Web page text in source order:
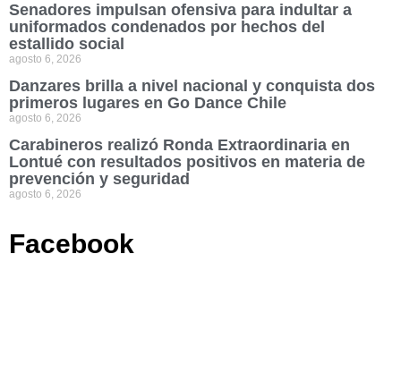
Senadores impulsan ofensiva para indultar a
uniformados condenados por hechos del
estallido social
agosto 6, 2026
Danzares brilla a nivel nacional y conquista dos
primeros lugares en Go Dance Chile
agosto 6, 2026
Carabineros realizó Ronda Extraordinaria en
Lontué con resultados positivos en materia de
prevención y seguridad
agosto 6, 2026
Facebook